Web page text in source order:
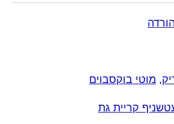
, מוטי בוקסבוים
קריית גת